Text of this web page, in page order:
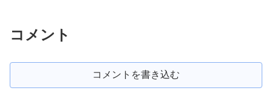
コメント
コメントを書き込む